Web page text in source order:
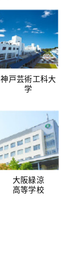
神戸芸術工科大
学
大阪緑涼
高等学校